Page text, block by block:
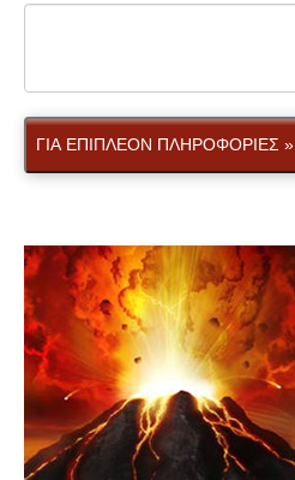
ΓΙΑ ΕΠΙΠΛΕΟΝ ΠΛΗΡΟΦΟΡΙΕΣ »